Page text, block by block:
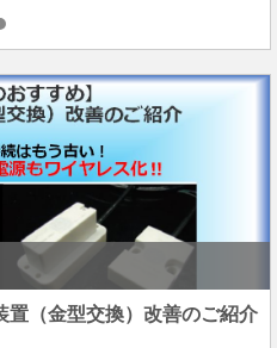
置（金型交換）改善のご紹介